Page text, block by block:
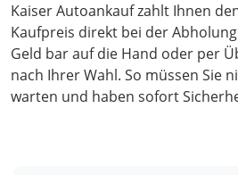
Kaiser Autoankauf zahlt Ihnen
Kaufpreis direkt bei der
Geld bar auf die Hand oder per
nach Ihrer Wahl. So müssen Sie
warten und haben sofort